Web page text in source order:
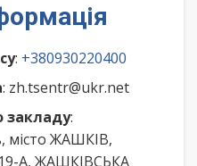
: +380930220400
: zh.tsentr@ukr.net
закладу:
місто ЖАШКІВ,
А, ЖАШКІВСЬКА